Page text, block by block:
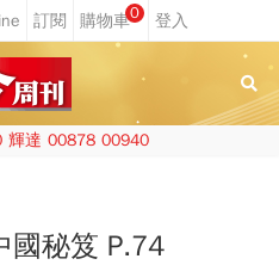
0
輝達 00878 00940
國秘笈 P.74